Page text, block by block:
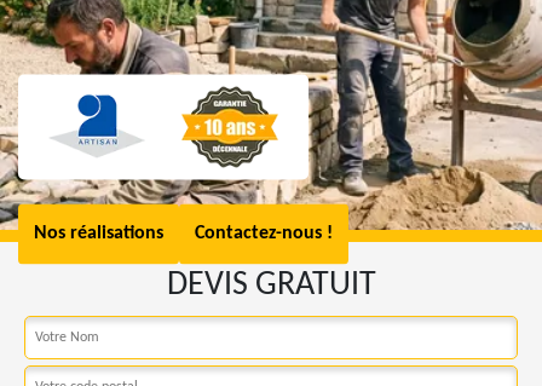
Nos réalisations Contactez-nous !
DEVIS GRATUIT